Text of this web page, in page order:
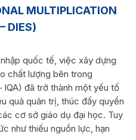
MULTIPLICATION
DIES)
quốc tế, việc xây dựng
chất lượng bên trong
IQA) đã trở thành một yếu tố
quả quản trị, thúc đẩy quyền
cơ sở giáo dụ đại học. Tuy
như thiếu nguồn lực, hạn